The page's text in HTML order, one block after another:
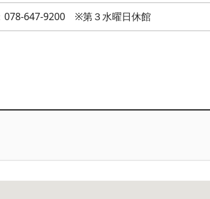
078-647-9200 ※第３水曜日休館